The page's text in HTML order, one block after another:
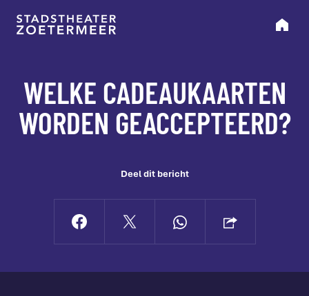
WELKE CADEAUKAARTEN
WORDEN GEACCEPTEERD?
Deel dit bericht